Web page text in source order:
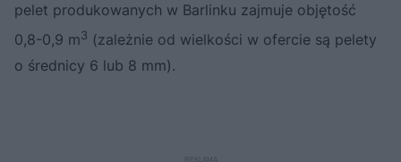
pelet produkowanych w Barlinku zajmuje objętość
0,8-0,9 m3 (zależnie od wielkości w ofercie są pelety
o średnicy 6 lub 8 mm).